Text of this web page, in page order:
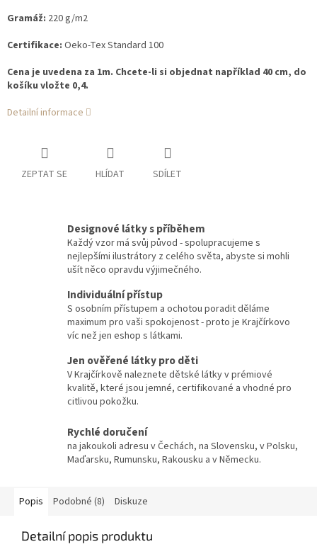
Gramáž: 220 g/m2
Certifikace: Oeko-Tex Standard 100
Cena je uvedena za 1m. Chcete-li si objednat například 40 cm, do
košíku vložte 0,4.
Detailní informace
ZEPTAT SE HLÍDAT SDÍLET
Designové látky s příběhem
Každý vzor má svůj původ - spolupracujeme s
nejlepšími ilustrátory z celého světa, abyste si mohli
ušít něco opravdu výjimečného.
Individuální přístup
S osobním přístupem a ochotou poradit děláme
maximum pro vaši spokojenost - proto je Krajčírkovo
víc než jen eshop s látkami.
Jen ověřené látky pro děti
V Krajčírkově naleznete dětské látky v prémiové
kvalitě, které jsou jemné, certifikované a vhodné pro
citlivou pokožku.
Rychlé doručení
na jakoukoli adresu v Čechách, na Slovensku, v Polsku,
Maďarsku, Rumunsku, Rakousku a v Německu.
Popis Podobné (8) Diskuze
Detailní popis produktu